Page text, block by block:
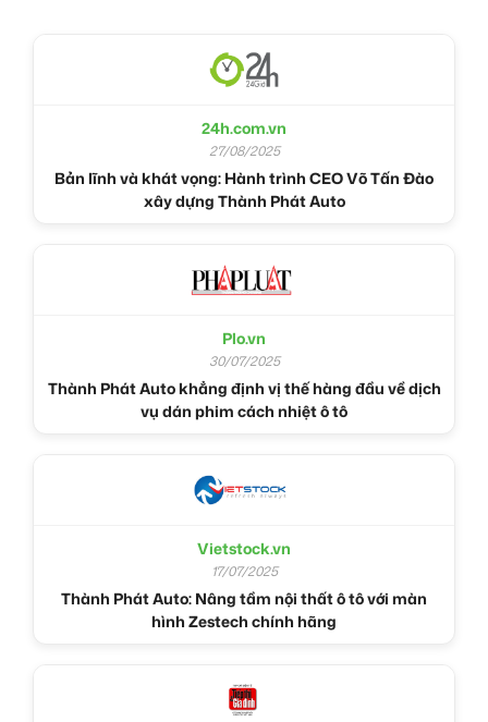
24h.com.vn
27/08/2025
Bản lĩnh và khát vọng: Hành trình CEO Võ Tấn Đào
xây dựng Thành Phát Auto
Plo.vn
30/07/2025
Thành Phát Auto khẳng định vị thế hàng đầu về dịch
vụ dán phim cách nhiệt ô tô
Vietstock.vn
17/07/2025
Thành Phát Auto: Nâng tầm nội thất ô tô với màn
hình Zestech chính hãng